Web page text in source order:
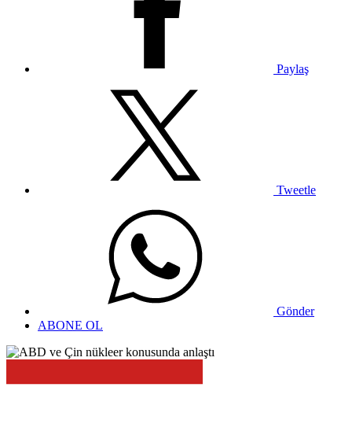
Paylaş
Tweetle
Gönder
ABONE OL